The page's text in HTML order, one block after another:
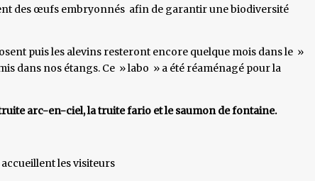
des œufs embryonnés afin de garantir une biodiversité
puis les alevins resteront encore quelque mois dans le »
dans nos étangs. Ce » labo » a été réaménagé pour la
arc-en-ciel, la truite fario et le saumon de fontaine.
les visiteurs